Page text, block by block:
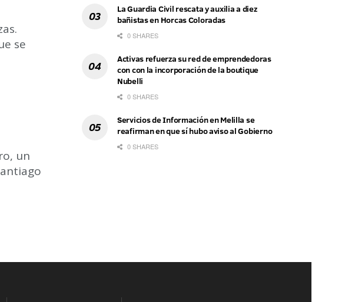
se
un
La Guardia Civil rescata y auxilia a diez
bañistas en Horcas Coloradas
0 SHARES
Activas refuerza su red de emprendedoras
con con la incorporación de la boutique
Nubelli
0 SHARES
Servicios de Información en Melilla se
reafirman en que sí hubo aviso al Gobierno
0 SHARES